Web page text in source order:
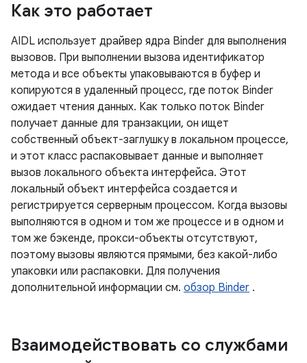
Как это работает
AIDL использует драйвер ядра Binder для выполнения
вызовов. При выполнении вызова идентификатор
метода и все объекты упаковываются в буфер и
копируются в удаленный процесс, где поток Binder
ожидает чтения данных. Как только поток Binder
получает данные для транзакции, он ищет
собственный объект-заглушку в локальном процессе,
и этот класс распаковывает данные и выполняет
вызов локального объекта интерфейса. Этот
локальный объект интерфейса создается и
регистрируется серверным процессом. Когда вызовы
выполняются в одном и том же процессе и в одном и
том же бэкенде, прокси-объекты отсутствуют,
поэтому вызовы являются прямыми, без какой-либо
упаковки или распаковки. Для получения
дополнительной информации см. обзор Binder .
Взаимодействовать со службами